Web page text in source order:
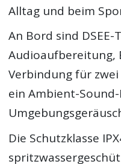
Alltag und beim
An Bord sind
Verbindung für
ein Ambient-
Die Schutzklasse